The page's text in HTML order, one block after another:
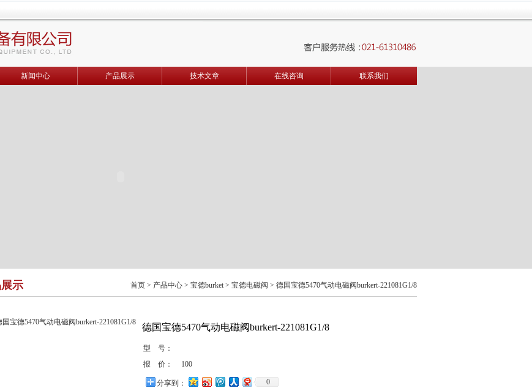
新闻中心 产品展示 技术文章 在线咨询 联系我们
示 首页 > 产品中心 > 宝德burket > 宝德电磁阀 > 德国宝德5470气动电磁阀burkert-221081G1/8
德国宝德5470气动电磁阀burkert-221081G1/8
型 号：
报 价：
100
分享到： 0